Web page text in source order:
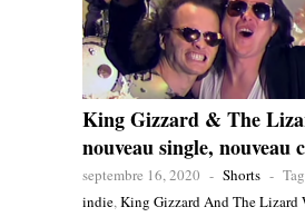
King Gizzard & The
nouveau single, nouveau
septembre 16, 2020 - Shorts -
indie,King Gizzard And The Lizard